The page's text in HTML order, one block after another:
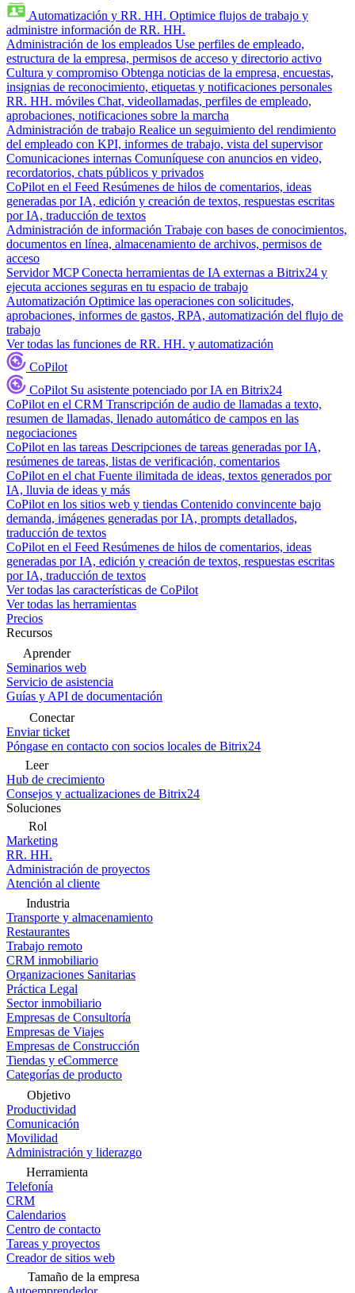
Automatización y RR. HH. Optimice flujos de trabajo y
administre información de RR. HH.
Administración de los empleados Use perfiles de empleado,
estructura de la empresa, permisos de acceso y directorio activo
Cultura y compromiso Obtenga noticias de la empresa, encuestas,
insignias de reconocimiento, etiquetas y notificaciones personales
RR. HH. móviles Chat, videollamadas, perfiles de empleado,
aprobaciones, notificaciones sobre la marcha
Administración de trabajo Realice un seguimiento del rendimiento
del empleado con KPI, informes de trabajo, vista del supervisor
Comunicaciones internas Comuníquese con anuncios en video,
recordatorios, chats públicos y privados
CoPilot en el Feed Resúmenes de hilos de comentarios, ideas
generadas por IA, edición y creación de textos, respuestas escritas
por IA, traducción de textos
Administración de información Trabaje con bases de conocimientos,
documentos en línea, almacenamiento de archivos, permisos de
acceso
Servidor MCP Conecta herramientas de IA externas a Bitrix24 y
ejecuta acciones seguras en tu espacio de trabajo
Automatización Optimice las operaciones con solicitudes,
aprobaciones, informes de gastos, RPA, automatización del flujo de
trabajo
Ver todas las funciones de RR. HH. y automatización
CoPilot
CoPilot Su asistente potenciado por IA en Bitrix24
CoPilot en el CRM Transcripción de audio de llamadas a texto,
resumen de llamadas, llenado automático de campos en las
negociaciones
CoPilot en las tareas Descripciones de tareas generadas por IA,
resúmenes de tareas, listas de verificación, comentarios
CoPilot en el chat Fuente ilimitada de ideas, textos generados por
IA, lluvia de ideas y más
CoPilot en los sitios web y tiendas Contenido convincente bajo
demanda, imágenes generadas por IA, prompts detallados,
traducción de textos
CoPilot en el Feed Resúmenes de hilos de comentarios, ideas
generadas por IA, edición y creación de textos, respuestas escritas
por IA, traducción de textos
Ver todas las características de CoPilot
Ver todas las herramientas
Precios
Recursos
Aprender
Seminarios web
Servicio de asistencia
Guías y API de documentación
Conectar
Enviar ticket
Póngase en contacto con socios locales de Bitrix24
Leer
Hub de crecimiento
Consejos y actualizaciones de Bitrix24
Soluciones
Rol
Marketing
RR. HH.
Administración de proyectos
Atención al cliente
Industria
Transporte y almacenamiento
Restaurantes
Trabajo remoto
CRM inmobiliario
Organizaciones Sanitarias
Práctica Legal
Sector inmobiliario
Empresas de Consultoría
Empresas de Viajes
Empresas de Construcción
Tiendas y eCommerce
Categorías de producto
Objetivo
Productividad
Comunicación
Movilidad
Administración y liderazgo
Herramienta
Telefonía
CRM
Calendarios
Centro de contacto
Tareas y proyectos
Creador de sitios web
Tamaño de la empresa